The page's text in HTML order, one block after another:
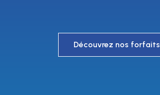
Découvrez nos forfaits